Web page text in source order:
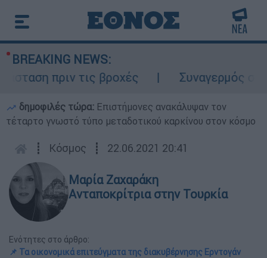
BREAKING NEWS:
πριν τις βροχές
Συναγερμός
δημοφιλές τώρα: Επιστήμονες ανακάλυψαν τον
τέταρτο γνωστό τύπο μεταδοτικού καρκίνου στον κόσμο
┋ Κόσμος ┋ 22.06.2021 20:41
Μαρία Ζαχαράκη
Ανταποκρίτρια στην Τουρκία
Ενότητες στο άρθρο:
📌 Τα οικονομικά επιτεύγματα της διακυβέρνησης Ερντογάν